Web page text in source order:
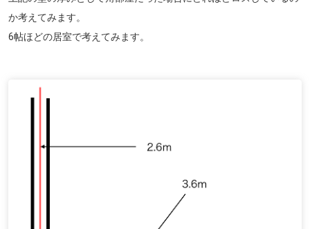
か考えてみます。
6帖ほどの居室で考えてみます。